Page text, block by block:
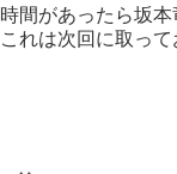
時間があったら坂本
これは次回に取って